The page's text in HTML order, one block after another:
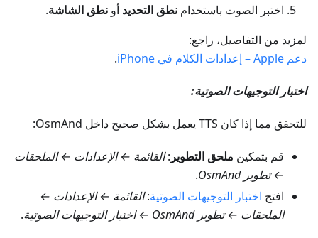
اختبر الصوت باستخدام نطق التحديد أو نطق الشاشة.
لمزيد من التفاصيل، راجع:
دعم Apple – إعدادات الكلام في iPhone
.
اختبار التوجيهات الصوتية:
للتحقق مما إذا كان TTS يعمل بشكل صحيح داخل OsmAnd:
قم بتمكين ملحق التطوير :القائمة ← الإعدادات ← الملحقات
← تطوير OsmAnd
.
افتح اختبار التوجيهات الصوتية:القائمة ← الإعدادات ←
الملحقات ← تطوير OsmAnd ← اختبار التوجيهات الصوتية
.